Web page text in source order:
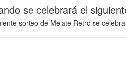
se celebrará el
sorteo de Melate Retro se